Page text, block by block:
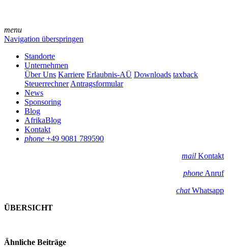
menu
Navigation überspringen
Standorte
Unternehmen
Über Uns Karriere Erlaubnis-AÜ Downloads taxback
Steuerrechner Antragsformular
News
Sponsoring
Blog
AfrikaBlog
Kontakt
phone +49 9081 789590
mail Kontakt
phone Anruf
chatWhatsapp
ÜBERSICHT
Ähnliche Beiträge